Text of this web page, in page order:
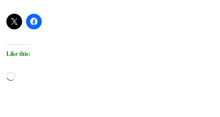
Like this:
Loading…